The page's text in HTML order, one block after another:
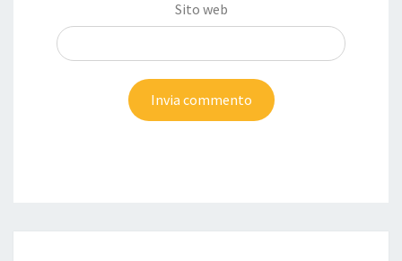
Sito web